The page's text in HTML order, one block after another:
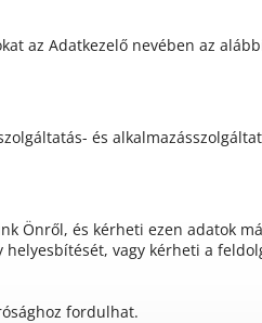
az Adatkezelő nevében az
és
Önről, és kérheti ezen adatok
vagy kérheti a
fordulhat.